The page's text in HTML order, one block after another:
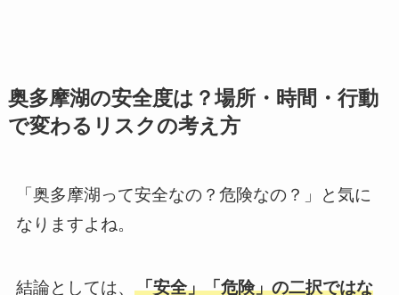
奥多摩湖の安全度は？場所・時間・行動
で変わるリスクの考え方
「奥多摩湖って安全なの？危険なの？」と気に
なりますよね。
結論としては、 「安全」「危険」の二択ではな